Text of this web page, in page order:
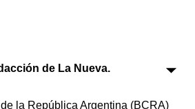
de La Nueva.
la República Argentina (BCRA)